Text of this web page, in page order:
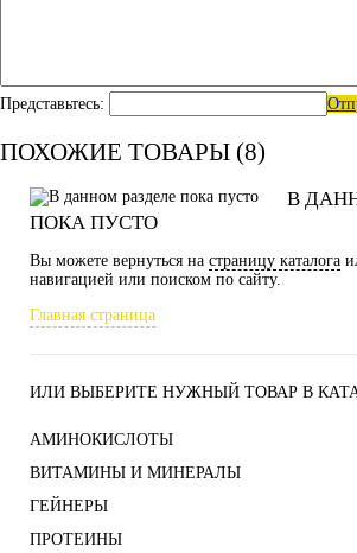
Представьтесь:
ПОХОЖИЕ ТОВАРЫ (8)
В
ПОКА ПУСТО
Вы можете вернуться на страницу каталога
навигацией или поиском по сайту.
Главная страница
ИЛИ ВЫБЕРИТЕ НУЖНЫЙ ТОВАР В
АМИНОКИСЛОТЫ
ВИТАМИНЫ И МИНЕРАЛЫ
ГЕЙНЕРЫ
ПРОТЕИНЫ